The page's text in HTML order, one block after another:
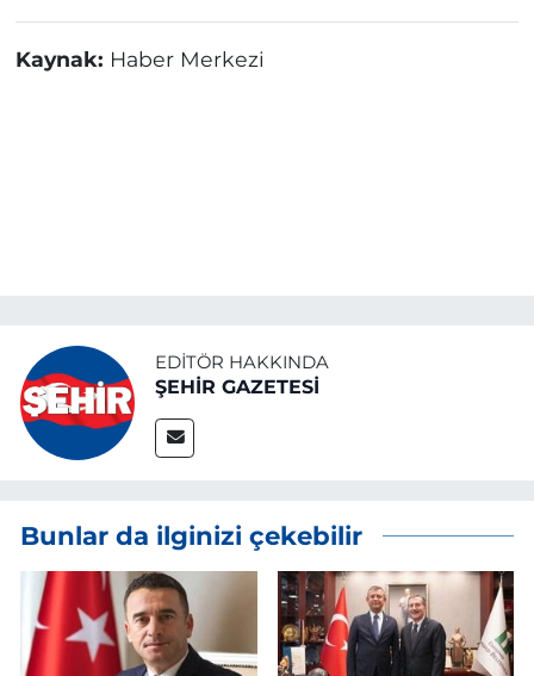
Kaynak: Haber Merkezi
EDITÖR HAKKINDA
ŞEHİR GAZETESİ
Bunlar da ilginizi çekebilir